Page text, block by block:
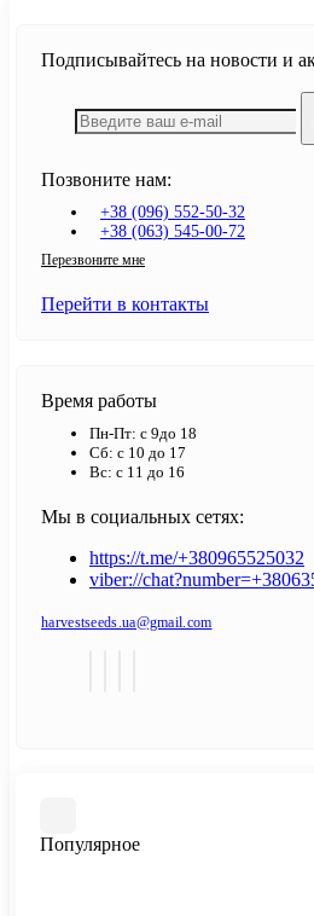
Подписывайтесь на новости и
Позвоните нам:
+38 (096) 552-50-32
+38 (063) 545-00-72
Перезвоните мне
Перейти в контакты
Время работы
Пн-Пт: с 9до 18
Сб: с 10 до 17
Вс: с 11 до 16
Мы в социальных сетях:
https://t.me/+380965525032
viber://
harvestseeds.ua@gmail.com
Популярное